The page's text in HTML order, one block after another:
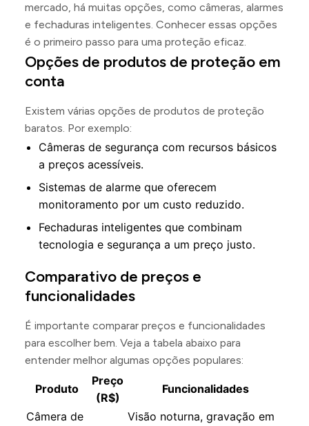
mercado, há muitas opções, como câmeras, alarmes
e fechaduras inteligentes. Conhecer essas opções
é o primeiro passo para uma proteção eficaz.
Opções de produtos de proteção em
conta
Existem várias opções de produtos de proteção
baratos. Por exemplo:
Câmeras de segurança com recursos básicos
a preços acessíveis.
Sistemas de alarme que oferecem
monitoramento por um custo reduzido.
Fechaduras inteligentes que combinam
tecnologia e segurança a um preço justo.
Comparativo de preços e
funcionalidades
É importante comparar preços e funcionalidades
para escolher bem. Veja a tabela abaixo para
entender melhor algumas opções populares:
Produto
Preço
(R$)
Funcionalidades
Câmera de
Visão noturna, gravação em